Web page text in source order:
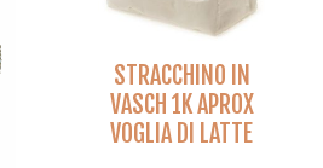
STRACCHINO IN
VASCH 1K APROX
VOGLIA DI LATTE